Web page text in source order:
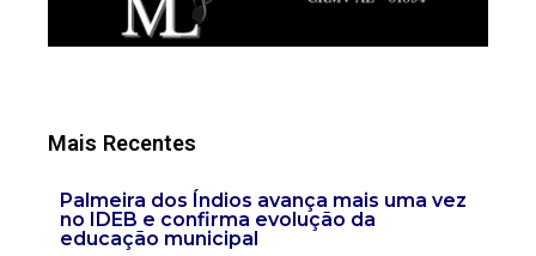
Mais Recentes
Palmeira dos Índios avança mais uma vez
no IDEB e confirma evolução da
educação municipal